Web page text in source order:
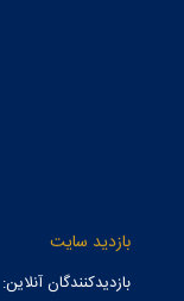
بازدید سایت
بازدیدکنندگان آنلاین: